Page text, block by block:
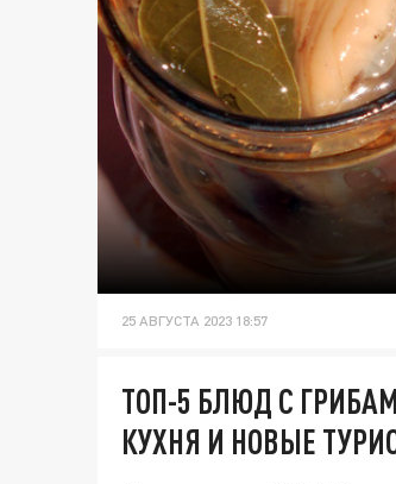
25 АВГУСТА 2023 18:57
ТОП-5 БЛЮД С
КУХНЯ И НОВЫЕ